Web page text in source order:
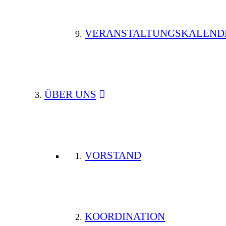
ÜBER UNS
VORSTAND
KOORDINATION